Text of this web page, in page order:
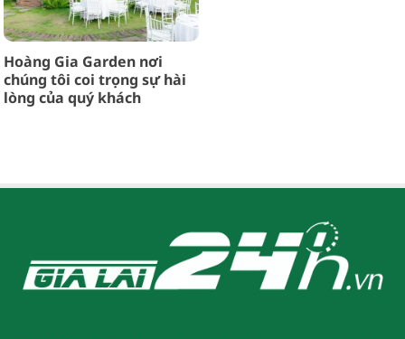
Hoàng Gia Garden nơi
chúng tôi coi trọng sự hài
lòng của quý khách